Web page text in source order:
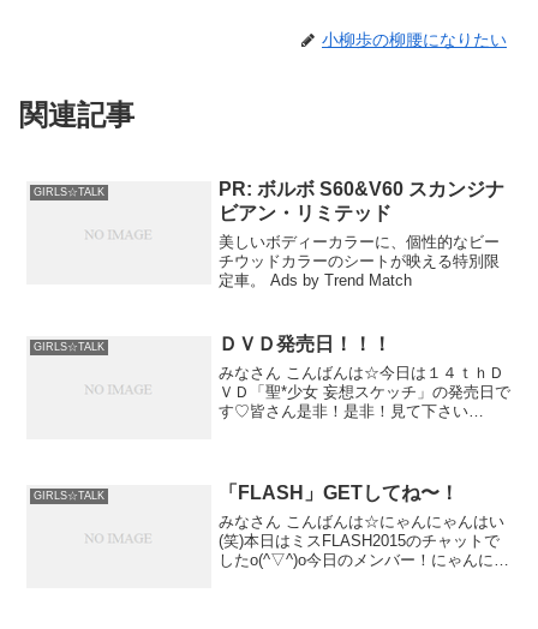
小柳歩の柳腰になりたい
関連記事
GIRLS☆TALK
PR: ボルボ S60&V60 スカンジナ
ビアン・リミテッド
美しいボディーカラーに、個性的なビー
チウッドカラーのシートが映える特別限
定車。 Ads by Trend Match
GIRLS☆TALK ＤＶＤ発売日！！！
みなさん こんばんは☆今日は１４ｔｈＤ
ＶＤ「聖*少女 妄想スケッチ」の発売日で
す♡皆さん是非！是非！見て下さい
GIRLS☆TALK 「FLASH」GETしてね〜！
みなさん こんばんは☆にゃんにゃんはい
(笑)本日はミスFLASH2015のチャットで
したo(^▽^)o今日のメンバー！にゃんにゃ